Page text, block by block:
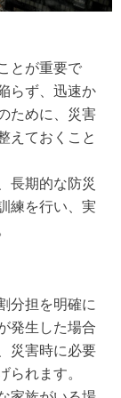
とが重要で
らず、迅速か
ために、災害
えておくこと
長期的な防災
練を行い、実
分担を明確に
発生した場合
災害時に必要
れます。